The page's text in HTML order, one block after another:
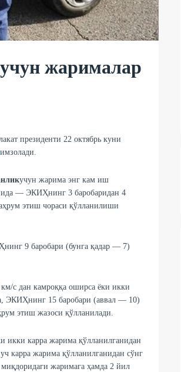
жарималар
президенти 22 октябрь куни
учун жарима энг кам иш
— ЭКИҲнинг 3 баробаридан 4
этиш чораси қўлланилиши
9 баробари (бунга қадар — 7)
с дан камроққа оширса ёки икки
ЭКИҲнинг 15 баробари (аввал — 10)
этиш жазоси қўлланилади.
икки карра жарима қўлланилганидан
карра жарима қўлланилганидан сўнг
жаримага ҳамда 2 йил